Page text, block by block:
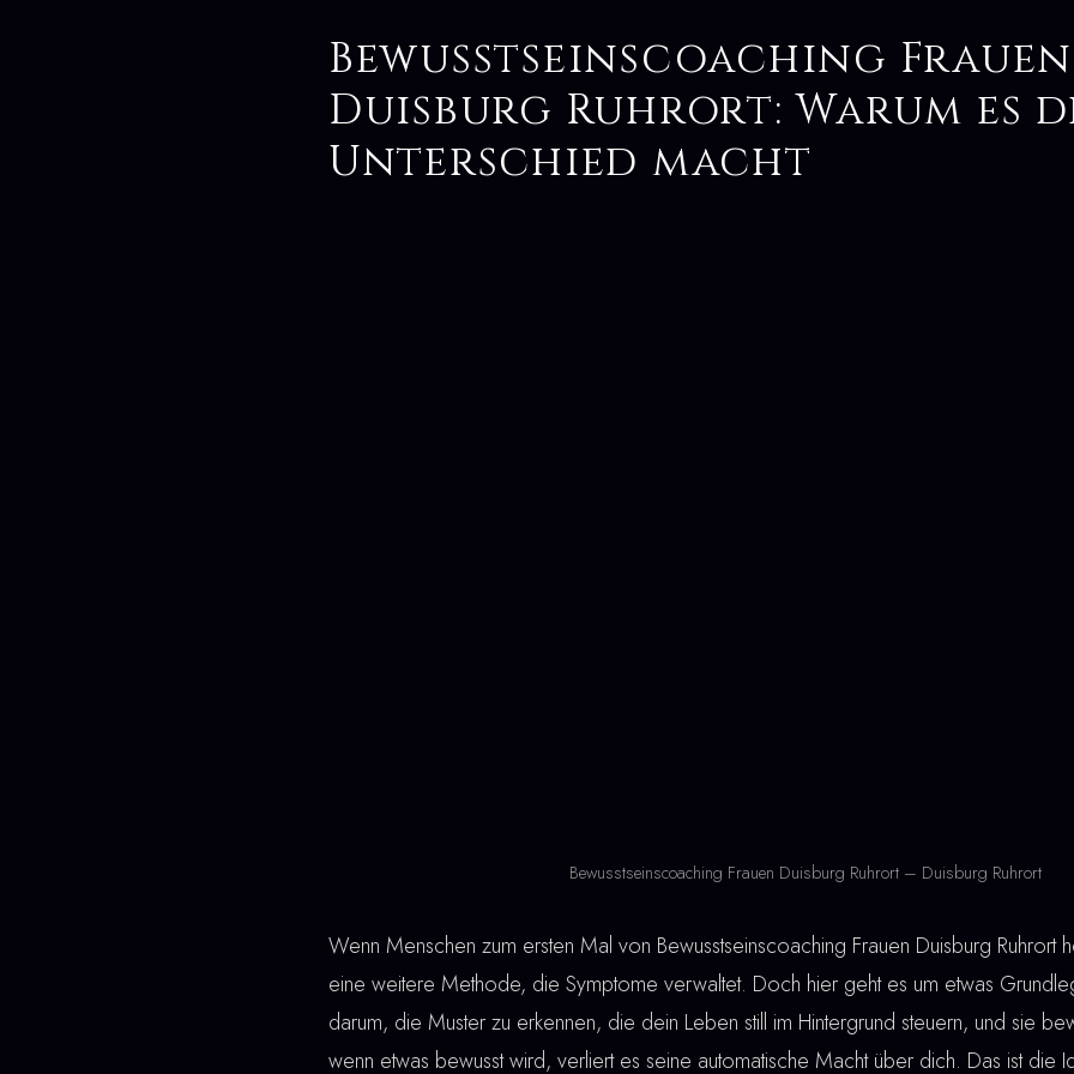
Bewusstseinscoaching Frauen
Duisburg Ruhrort: Warum es
Unterschied macht
Bewusstseinscoaching Frauen Duisburg Ruhrort – Duisburg Ruhrort
Wenn Menschen zum ersten Mal von Bewusstseinscoaching Frauen Duisburg Ruhrort
eine weitere Methode, die Symptome verwaltet. Doch hier geht es um etwas
darum, die Muster zu erkennen, die dein Leben still im Hintergrund steuern, und sie
wenn etwas bewusst wird, verliert es seine automatische Macht über dich. Das ist die